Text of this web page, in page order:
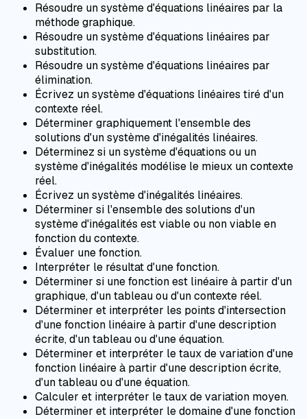
Résoudre un système d'équations linéaires par la
méthode graphique.
Résoudre un système d'équations linéaires par
substitution.
Résoudre un système d'équations linéaires par
élimination.
Écrivez un système d'équations linéaires tiré d'un
contexte réel.
Déterminer graphiquement l'ensemble des
solutions d'un système d'inégalités linéaires.
Déterminez si un système d'équations ou un
système d'inégalités modélise le mieux un contexte
réel.
Écrivez un système d'inégalités linéaires.
Déterminer si l'ensemble des solutions d'un
système d'inégalités est viable ou non viable en
fonction du contexte.
Évaluer une fonction.
Interpréter le résultat d'une fonction.
Déterminer si une fonction est linéaire à partir d'un
graphique, d'un tableau ou d'un contexte réel.
Déterminer et interpréter les points d'intersection
d'une fonction linéaire à partir d'une description
écrite, d'un tableau ou d'une équation.
Déterminer et interpréter le taux de variation d'une
fonction linéaire à partir d'une description écrite,
d'un tableau ou d'une équation.
Calculer et interpréter le taux de variation moyen.
Déterminer et interpréter le domaine d'une fonction